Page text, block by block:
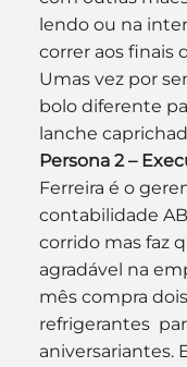
lendo ou na
correr aos finais
Umas vez por
bolo diferente
lanche
Persona 2 –
Ferreira é o
contabilidade
corrido mas faz
agradável na
mês compra
refrigerantes
aniversariantes.